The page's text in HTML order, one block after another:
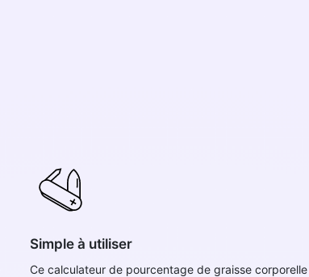
Simple à utiliser
Ce calculateur de pourcentage de graisse corporelle